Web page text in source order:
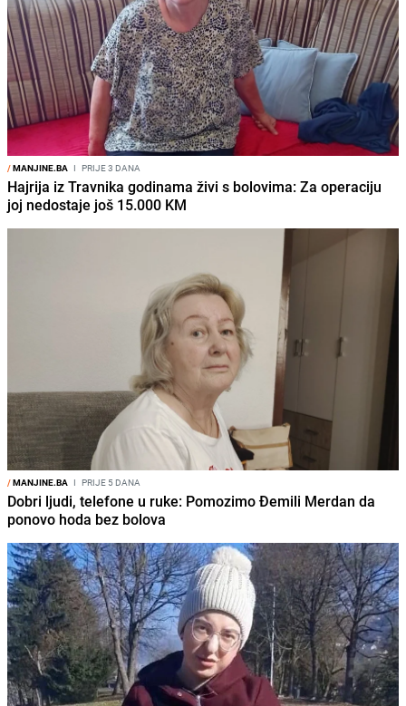
/MANJINE.BA I PRIJE 3 DANA
Hajrija iz Travnika godinama živi s bolovima: Za operaciju
joj nedostaje još 15.000 KM
/MANJINE.BA I PRIJE 5 DANA
Dobri ljudi, telefone u ruke: Pomozimo Đemili Merdan da
ponovo hoda bez bolova